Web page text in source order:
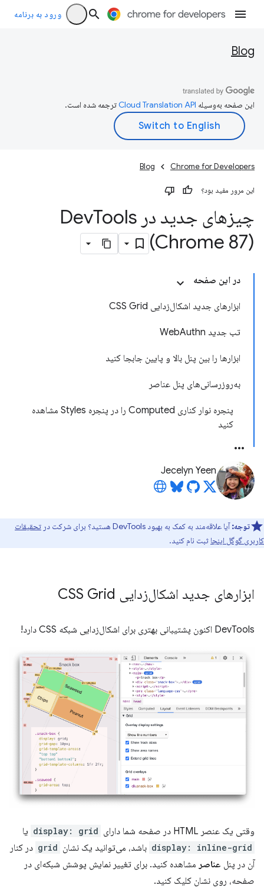
ورود به برنامه
Blog
این صفحه به‌وسیله ترجمه شده است.
Chrome for Developers
Blog
این مرور مفید بود؟
چیزهای جدید در Dev Tools
(Chrome 87)
در این صفحه
ابزارهای جدید اشکال‌زدایی CSS Grid
تب جدید WebAuthn
ابزارها را بین پنل بالا و پایین جابجا کنید
به‌روزرسانی‌های پنل عناصر
پنجره نوار کناری Computed را در پنجره Styles مشاهده
کنید
Jecelyn Yeen
توجه:آیا علاقه‌مند به کمک به بهبود DevTools هستید؟ برای شرکت در
تحقیقات
کاربری گوگل اینجا ثبت نام کنید.
ابزارهای جدید اشکال‌زدایی CSS Grid
DevTools اکنون پشتیبانی بهتری برای اشکال‌زدایی شبکه CSS دارد!
وقتی یک عنصر HTML در صفحه شما دارای display: grid یا
display: inline-grid باشد، می‌توانید یک نشان grid در کنار
آن در پنل عناصر مشاهده کنید. برای تغییر نمایش پوشش شبکه‌ای در
صفحه، روی نشان کلیک کنید.